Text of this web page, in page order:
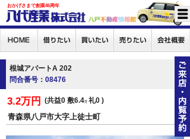
おかげさまで創業46周年
根城アパートA 202
問合番号：08476
3.2万円 共益0 敷6.4万 礼0
青森県八戸市大字上徒士町